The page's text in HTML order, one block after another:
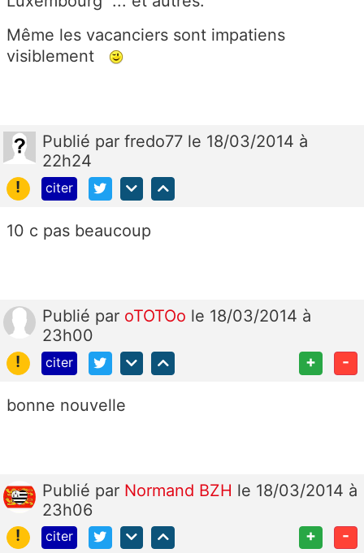
Même les vacanciers sont impatiens
visiblement
Publié par fredo77 le 18/03/2014 à
22h24
!
citer
10 c pas beaucoup
Publié par oTOTOo le 18/03/2014 à
23h00
!
citer + -
bonne nouvelle
Publié par Normand BZH le 18/03/2014 à
23h06
!
citer + -